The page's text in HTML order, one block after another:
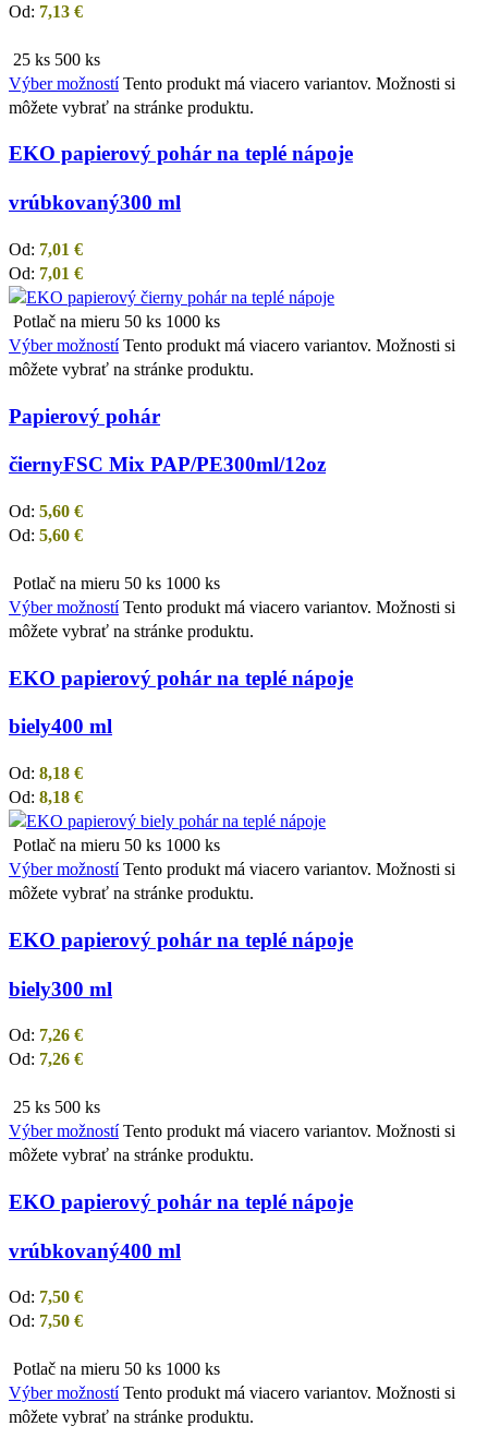
Od: 7,13 €
25 ks 500 ks
Výber možností Tento produkt má viacero variantov. Možnosti si
môžete vybrať na stránke produktu.
EKO papierový pohár na teplé nápoje
vrúbkovaný300 ml
Od: 7,01 €
Od: 7,01 €
Potlač na mieru 50 ks 1000 ks
Výber možností Tento produkt má viacero variantov. Možnosti si
môžete vybrať na stránke produktu.
Papierový pohár
čiernyFSC Mix PAP/PE300ml/12oz
Od: 5,60 €
Od: 5,60 €
Potlač na mieru 50 ks 1000 ks
Výber možností Tento produkt má viacero variantov. Možnosti si
môžete vybrať na stránke produktu.
EKO papierový pohár na teplé nápoje
biely400 ml
Od: 8,18 €
Od: 8,18 €
Potlač na mieru 50 ks 1000 ks
Výber možností Tento produkt má viacero variantov. Možnosti si
môžete vybrať na stránke produktu.
EKO papierový pohár na teplé nápoje
biely300 ml
Od: 7,26 €
Od: 7,26 €
25 ks 500 ks
Výber možností Tento produkt má viacero variantov. Možnosti si
môžete vybrať na stránke produktu.
EKO papierový pohár na teplé nápoje
vrúbkovaný400 ml
Od: 7,50 €
Od: 7,50 €
Potlač na mieru 50 ks 1000 ks
Výber možností Tento produkt má viacero variantov. Možnosti si
môžete vybrať na stránke produktu.